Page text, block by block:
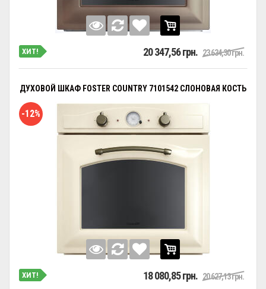
ХИТ! 20 347,56 грн. 23 634,30 грн.
ДУХОВОЙ ШКАФ FOSTER COUNTRY 7101542 СЛОНОВАЯ КОСТЬ
-12%
ХИТ! 18 080,85 грн. 20 627,13 грн.